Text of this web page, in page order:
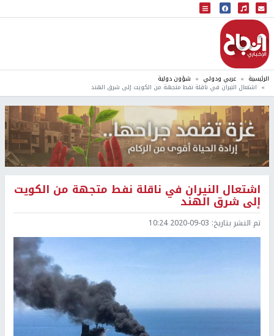
البث المباشر
إذاعة النجاح
الرئيسية عربي ودولي شؤون دولية
اشتعال النيران في ناقلة نفط متجهة من الكويت إلى شرق الهند
اشتعال النيران في ناقلة نفط متجهة من الكويت
إلى شرق الهند
تم النشر بتاريخ: 2020-09-03 10:24